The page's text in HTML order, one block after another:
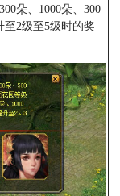
朵、1000朵、300
至2级至5级时的奖